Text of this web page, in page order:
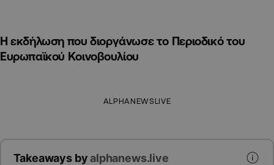
Η εκδήλωση που διοργάνωσε το Περιοδικό του
Ευρωπαϊκού Κοινοβουλίου
ALPHANEWSLIVE
Takeaways byalphanews.live